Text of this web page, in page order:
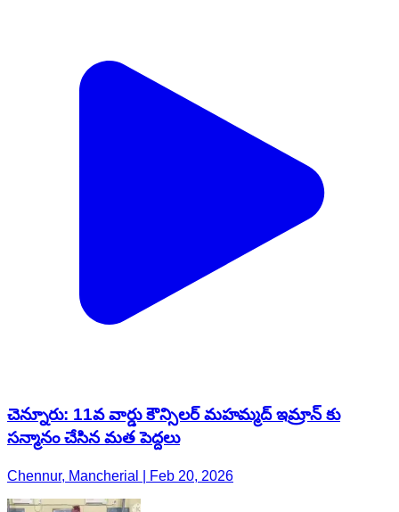
చెన్నూరు: 11వ వార్డు కౌన్సిలర్ మహమ్మద్ ఇమ్రాన్ కు
సన్మానం చేసిన మత పెద్దలు
Chennur, Mancherial | Feb 20, 2026